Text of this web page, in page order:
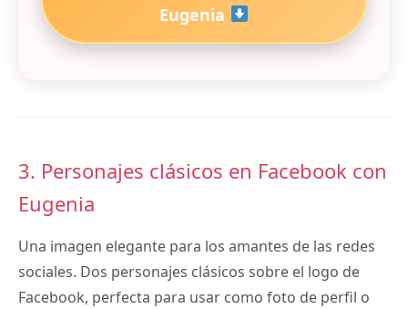
Eugenia
3. Personajes clásicos en Facebook con
Eugenia
Una imagen elegante para los amantes de las redes
sociales. Dos personajes clásicos sobre el logo de
Facebook, perfecta para usar como foto de perfil o